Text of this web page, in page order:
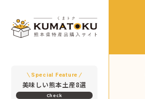
Special Feature
美味しい熊本土産8選